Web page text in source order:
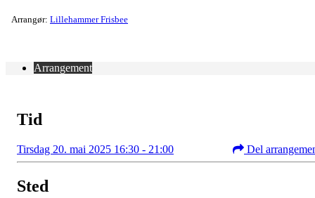
Arrangør: Lillehammer Frisbee
Arrangement
Tid
Tirsdag 20. mai 2025 16:30 - 21:00 Del
Sted